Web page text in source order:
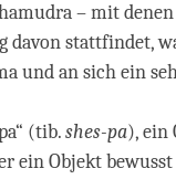
– mit
davon stattfindet,
und an sich ein
(tib.shes-pa), ein
ein Objekt